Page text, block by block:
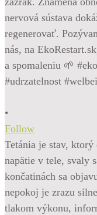
•
Follow
Tetánia je stav,
napätie v tele, svaly
končatinách sa
nepokoj je zrazu
tlakom výkonu,